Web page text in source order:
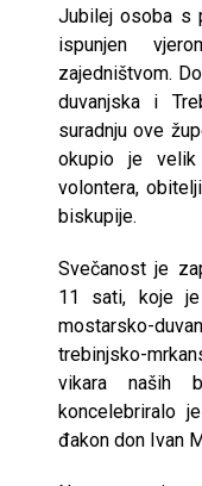
Jubilej osoba s
ispunjen
zajedništvom.
duvanjska i
suradnju ove
okupio je velik
volontera,
biskupije.
Svečanost je
11 sati, koje
mostarsko-
trebinjsko-
vikara naših
koncelebriralo
đakon don Ivan